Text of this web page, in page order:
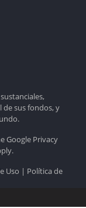
sus fondos, y
Google Privacy
Uso | Política de